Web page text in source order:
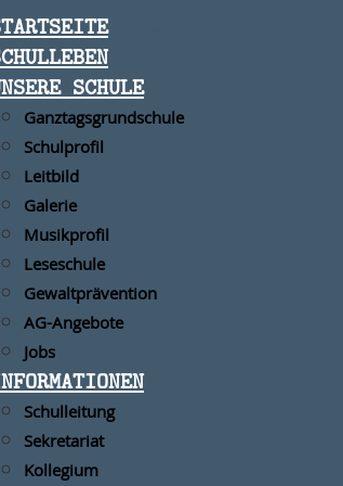
SCHULE
Ganztagsgrundschule
Schulprofil
Leitbild
Galerie
Musikprofil
Leseschule
Gewaltprävention
AG-Angebote
Jobs
Schulleitung
Sekretariat
Kollegium